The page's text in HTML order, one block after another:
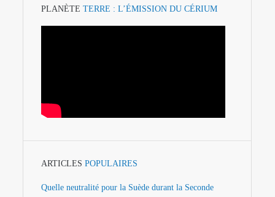
PLANÈTE TERRE : L’ÉMISSION DU CÉRIUM
ARTICLES POPULAIRES
Quelle neutralité pour la Suède durant la Seconde